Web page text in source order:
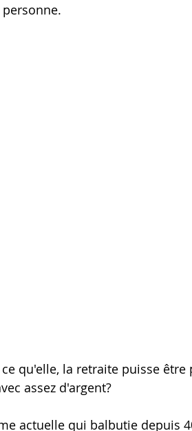
courtage crédit
qu'elle, la retraite puisse
assez d'argent?
actuelle qui balbutie depuis